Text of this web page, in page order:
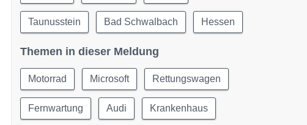
Taunusstein Bad Schwalbach Hessen
Themen in dieser Meldung
Motorrad Microsoft Rettungswagen
Fernwartung Audi Krankenhaus